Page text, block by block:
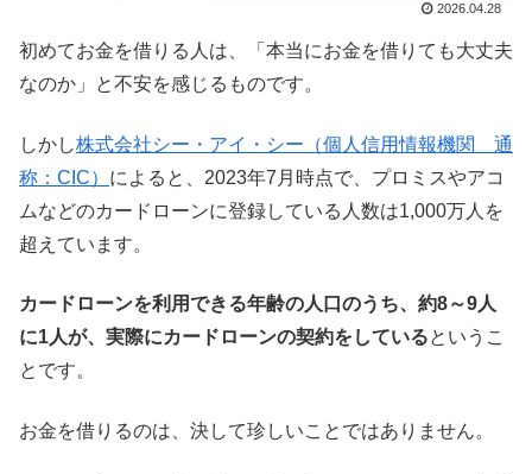
2026.04.28
初めてお金を借りる人は、「本当にお金を借りても大丈夫
なのか」と不安を感じるものです。
しかし株式会社シー・アイ・シー（個人信用情報機関 通
称：CIC） によると、2023年7月時点で、プロミスやアコ
ムなどのカードローンに登録している人数は1,000万人を
超えています。
カードローンを利用できる年齢の人口のうち、約8～9人
に1人が、実際にカードローンの契約をしているというこ
とです。
お金を借りるのは、決して珍しいことではありません。